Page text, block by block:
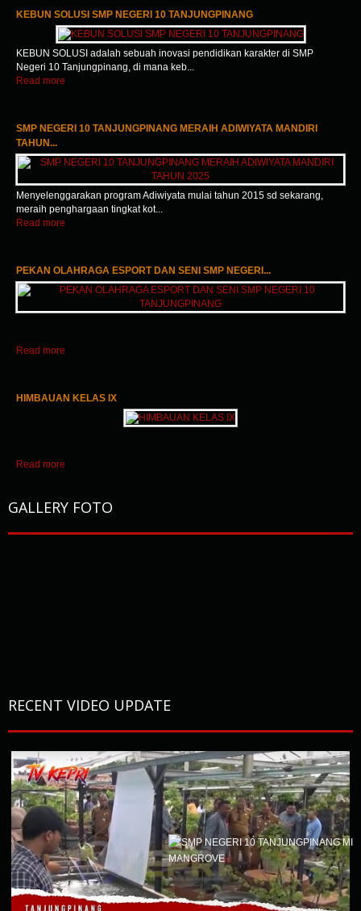
KEBUN SOLUSI SMP NEGERI 10 TANJUNGPINANG
KEBUN SOLUSI adalah sebuah inovasi pendidikan karakter di SMP
Negeri 10 Tanjungpinang, di mana keb...
Read more
SMP NEGERI 10 TANJUNGPINANG MERAIH ADIWIYATA MANDIRI
TAHUN...
Menyelenggarakan program Adiwiyata mulai tahun 2015 sd sekarang,
meraih penghargaan tingkat kot...
Read more
PEKAN OLAHRAGA ESPORT DAN SENI SMP NEGERI...
Read more
HIMBAUAN KELAS IX
Read more
GALLERY FOTO
RECENT VIDEO UPDATE